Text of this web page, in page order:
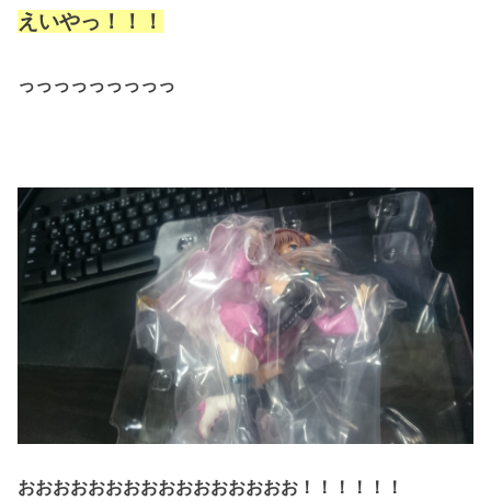
えいやっ！！！
っっっっっっっっっ
おおおおおおおおおおおおおおおお！！！！！！